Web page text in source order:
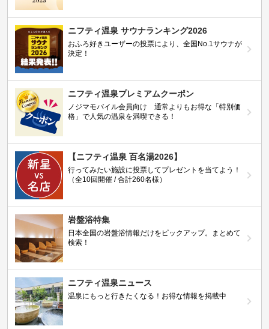
ニフティ温泉 サウナランキング2026
おふろ好きユーザーの投票により、全国No.1サウナが
決定！
ニフティ温泉プレミアムクーポン
ノジマモバイル会員向け 通常よりもお得な「特別価
格」で人気の温泉を満喫できる！
【ニフティ温泉 百名湯2026】
行ってみたい施設に投票してプレゼントを当てよう！
（全10回開催 / 合計260名様）
岩盤浴特集
日本全国の岩盤浴情報だけをピックアップ。まとめて
検索！
ニフティ温泉ニュース
温泉にもっと行きたくなる！お得な情報を掲載中